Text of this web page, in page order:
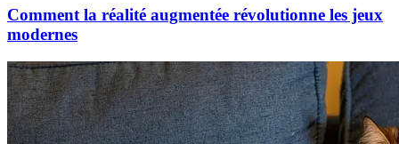
Comment la réalité augmentée révolutionne les jeux
modernes